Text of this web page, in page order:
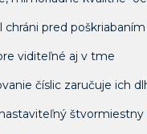
chráni pred poškriabaním
viditeľné aj v tme
číslic zaručuje ich
štvormiestny